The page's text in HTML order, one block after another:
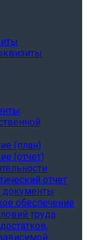
(план)
(отчет)
отчет
обеспечение
труда